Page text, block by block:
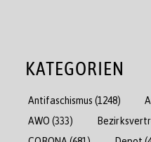
KATEGORIEN
Antifaschismus (1248)
AWO (333)